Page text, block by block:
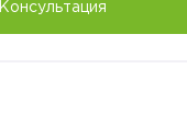
Консультация